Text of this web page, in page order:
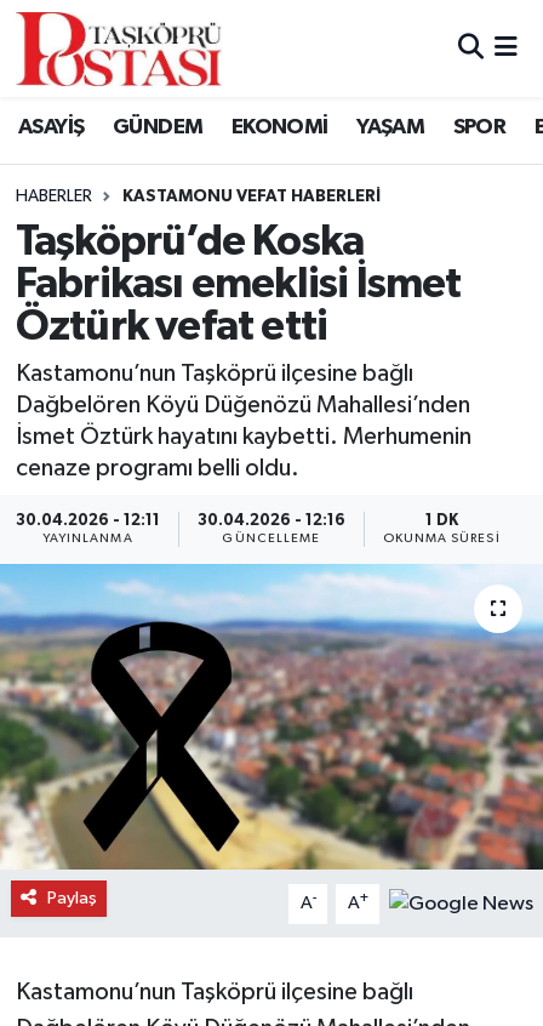
ASAYİŞ GÜNDEM EKONOMİ YAŞAM SPOR
HABERLER KASTAMONU VEFAT HABERLERI
Taşköprü’de Koska
Fabrikası emeklisi İsmet
Öztürk vefat etti
Kastamonu’nun Taşköprü ilçesine bağlı
Dağbelören Köyü Düğenözü Mahallesi’nden
İsmet Öztürk hayatını kaybetti. Merhumenin
cenaze programı belli oldu.
30.04.2026 - 12:11
YAYINLANMA
30.04.2026 - 12:16
GÜNCELLEME
1 DK
OKUNMA SÜRESI
Paylaş A- A+
Kastamonu’nun Taşköprü ilçesine bağlı
Kastamonu Vefat Edenler
Araç Haberleri
Azdavay Haberleri
Bozkurt Haberleri
Çatalzeytin Haberleri
Cide Haberleri
Daday Haberleri
Devrekani Haberleri
Doğanyurt Haberleri
Hanönü Haberleri
İhsangazi Haberleri
İnebolu Haberleri
Merkez Haberleri